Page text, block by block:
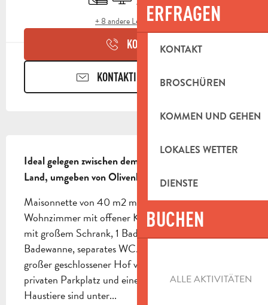
ERFRAGEN
KONTAKT
BROSCHÜREN
KOMMEN UND GEHEN
LOKALES WETTER
DIENSTE
BUCHEN
ALLE AKTIVITÄTEN
+ 8 andere Leistung(en)
KONTAKT
KONTAKTIEREN SIE UNS
Ideal gelegen zwischen dem Stadtzentrum und dem
Land, umgeben von Olivenhainen.
Maisonnette von 40 m2 mit zwei Haupträumen: 1
Wohnzimmer mit offener Küche, 1 Schlafzimmer
mit großem Schrank, 1 Badezimmer mit
Badewanne, separates WC. Terrasse von 18 m2, ein
großer geschlossener Hof von 55 m2, der einen
privaten Parkplatz und einen kleinen Garten bietet.
Haustiere sind unter...